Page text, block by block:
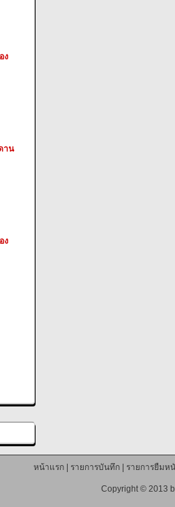
ง
าน
ง
หน้าแรก| รายการบันทึก| รายการยืมห
Copyright © 2013